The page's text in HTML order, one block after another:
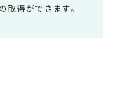
得ができます。